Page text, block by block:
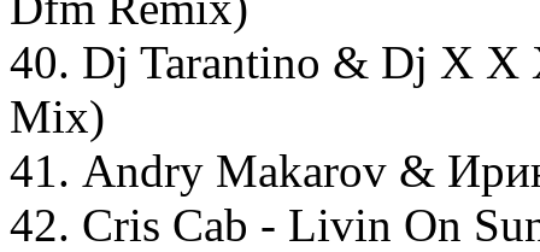
40. Dj Tarantino & Dj X
Mix)
41. Andry Makarov &
42. Cris Cab - Livin On